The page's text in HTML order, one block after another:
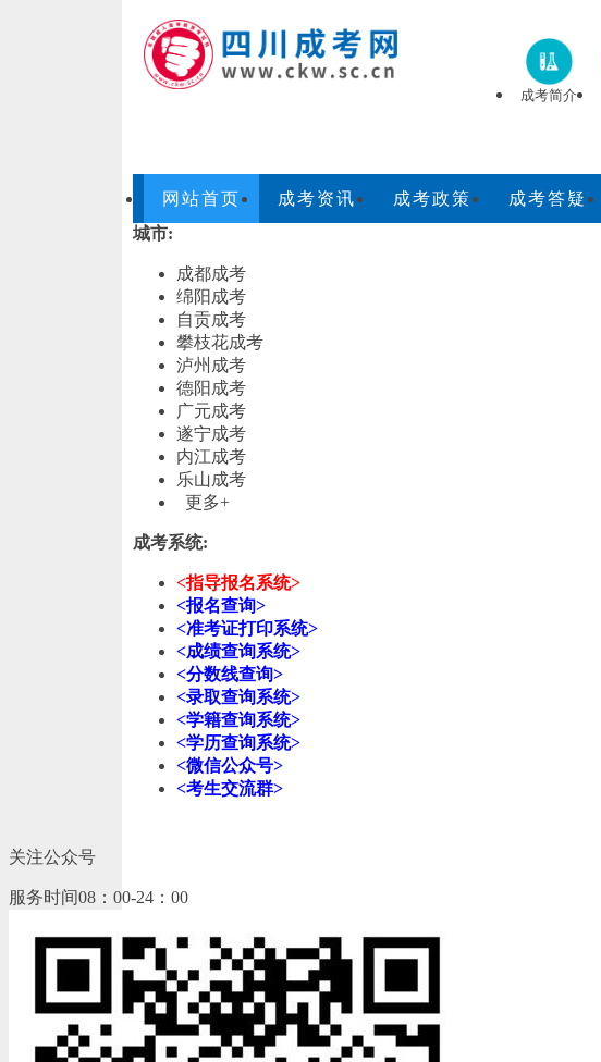
成考简介
网站首页 成考资讯 成考政策 成考答疑
城市:
成都成考
绵阳成考
自贡成考
攀枝花成考
泸州成考
德阳成考
广元成考
遂宁成考
内江成考
乐山成考
更多+
成考系统:
<指导报名系统>
<报名查询>
<准考证打印系统>
<成绩查询系统>
<分数线查询>
<录取查询系统>
<学籍查询系统>
<学历查询系统>
<微信公众号>
<考生交流群>
关注公众号
服务时间08：00-24：00